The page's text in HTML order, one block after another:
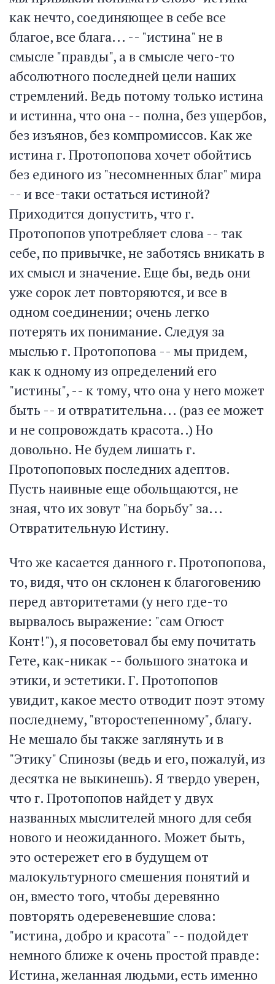
как нечто, соединяющее в себе все
благое, все блага... -- "истина" не в
смысле "правды", а в смысле чего-то
абсолютного последней цели наших
стремлений. Ведь потому только истина
и истинна, что она -- полна, без ущербов,
без изъянов, без компромиссов. Как же
истина г. Протопопова хочет обойтись
без единого из "несомненных благ" мира
-- и все-таки остаться истиной?
Приходится допустить, что г.
Протопопов употребляет слова -- так
себе, по привычке, не заботясь вникать в
их смысл и значение. Еще бы, ведь они
уже сорок лет повторяются, и все в
одном соединении; очень легко
потерять их понимание. Следуя за
мыслью г. Протопопова -- мы придем,
как к одному из определений его
"истины", -- к тому, что она у него может
быть -- и отвратительна... (раз ее может
и не сопровождать красота..) Но
довольно. Не будем лишать г.
Протопоповых последних адептов.
Пусть наивные еще обольщаются, не
зная, что их зовут "на борьбу" за...
Отвратительную Истину.
Что же касается данного г. Протопопова,
то, видя, что он склонен к благоговению
перед авторитетами (у него где-то
вырвалось выражение: "сам Огюст
Конт!"), я посоветовал бы ему почитать
Гете, как-никак -- большого знатока и
этики, и эстетики. Г. Протопопов
увидит, какое место отводит поэт этому
последнему, "второстепенному", благу.
Не мешало бы также заглянуть и в
"Этику" Спинозы (ведь и его, пожалуй, из
десятка не выкинешь). Я твердо уверен,
что г. Протопопов найдет у двух
названных мыслителей много для себя
нового и неожиданного. Может быть,
это остережет его в будущем от
малокультурного смешения понятий и
он, вместо того, чтобы деревянно
повторять одеревеневшие слова:
"истина, добро и красота" -- подойдет
немного ближе к очень простой правде:
Истина, желанная людьми, есть именно